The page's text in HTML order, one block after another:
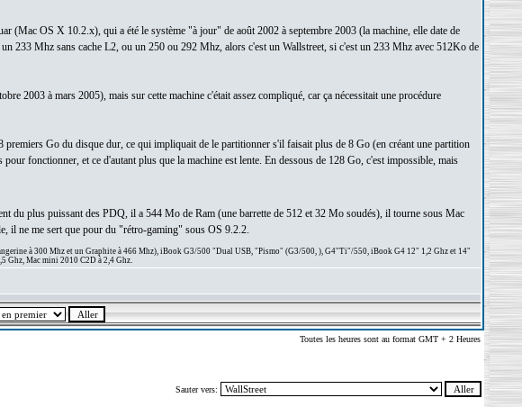
(Mac OS X 10.2.x), qui a été le système "à jour" de août 2002 à septembre 2003 (la machine, elle date de
233 Mhz sans cache L2, ou un 250 ou 292 Mhz, alors c'est un Wallstreet, si c'est un 233 Mhz avec 512Ko de
2003 à mars 2005), mais sur cette machine c'était assez compliqué, car ça nécessitait une procédure
Go du disque dur, ce qui impliquait de le partitionner s'il faisait plus de 8 Go (en créant une partition
fonctionner, et ce d'autant plus que la machine est lente. En dessous de 128 Go, c'est impossible, mais
plus puissant des PDQ, il a 544 Mo de Ram (une barrette de 512 et 32 Mo soudés), il tourne sous Mac
il ne me sert que pour du "rétro-gaming" sous OS 9.2.2.
à 300 Mhz et un Graphite à 466 Mhz), iBook G3/500 "Dual USB, "Pismo" (G3/500, ), G4"Ti"/550, iBook G4 12" 1,2 Ghz et 14"
Ghz, Mac mini 2010 C2D à 2,4 Ghz.
Toutes les heures sont au format GMT + 2 Heures
Sauter vers: